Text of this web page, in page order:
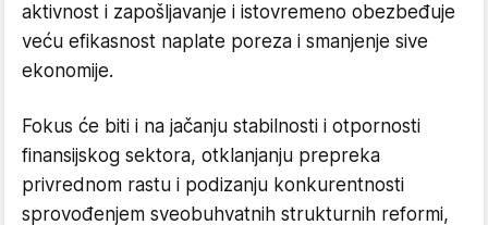
aktivnost i zapošljavanje i istovremeno obezbeđuje
veću efikasnost naplate poreza i smanjenje sive
ekonomije.
Fokus će biti i na jačanju stabilnosti i otpornosti
finansijskog sektora, otklanjanju prepreka
privrednom rastu i podizanju konkurentnosti
sprovođenjem sveobuhvatnih strukturnih reformi,